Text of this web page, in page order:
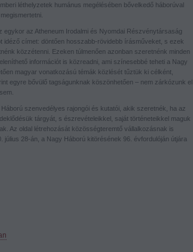
léthelyzetek humánus megélésében bővelkedő háborúval
egykor az Atheneum Irodalmi és Nyomdai Részvénytársaság
idéző címet: döntően hosszabb-rövidebb írásműveket, s ezek
közzétenni. Ezeken túlmenően azonban szeretnénk minden
információt is közreadni, ami színesebbé teheti a Nagy
magyar vonatkozású témák közlését tűztük ki célként,
egyre bővülő tagságunknak köszönhetően – nem zárkózunk el
szenvedélyes rajongói és kutatói, akik szeretnék, ha az
tárgyát, s észrevételeikkel, saját történeteikkel maguk
Az oldal létrehozását közösségteremtő vállalkozásnak is
július 28-án, a Nagy Háború kitörésének 96. évfordulóján útjára